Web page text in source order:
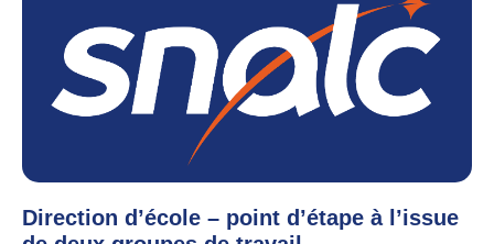
Direction d’école – point d’étape à l’issue